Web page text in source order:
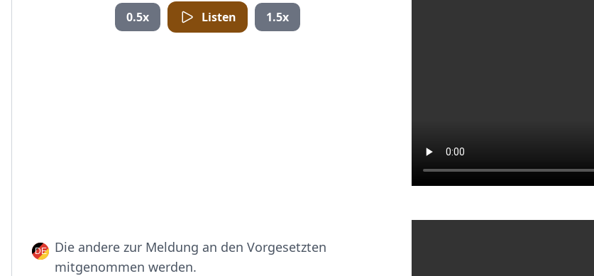
0.5x Listen 1.5x
Die andere zur Meldung an den Vorgesetzten
mitgenommen werden.